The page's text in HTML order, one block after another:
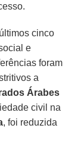
cinco
e
foram
a
Árabes
civil na
, foi reduzida